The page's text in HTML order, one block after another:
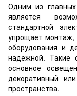
Одним из
является
стандартной
упрощает монтаж,
оборудования и
надежной. Такие
основное
декоративный
пространства.